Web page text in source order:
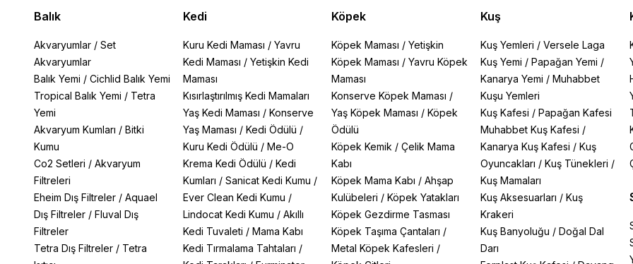
Balık
Akvaryumlar / Set
Akvaryumlar
Balık Yemi / Cichlid Balık Yemi
Tropical Balık Yemi / Tetra
Yemi
Akvaryum Kumları / Bitki
Kumu
Co2 Setleri / Akvaryum
Filtreleri
Eheim Dış Filtreler / Aquael
Dış Filtreler / Fluval Dış
Filtreler
Tetra Dış Filtreler / Tetra
Kedi
Kuru Kedi Maması / Yavru
Kedi Maması / Yetişkin Kedi
Maması
Kısırlaştırılmış Kedi Mamaları
Yaş Kedi Maması / Konserve
Yaş Maması / Kedi Ödülü /
Kuru Kedi Ödülü / Me-O
Krema Kedi Ödülü / Kedi
Kumları / Sanicat Kedi Kumu /
Ever Clean Kedi Kumu /
Lindocat Kedi Kumu / Akıllı
Kedi Tuvaleti / Mama Kabı
Kedi Tırmalama Tahtaları /
Köpek
Köpek Maması /Yetişkin
Köpek Maması /Yavru Köpek
Maması
Konserve Köpek Maması /
Yaş Köpek Maması /Köpek
Ödülü
Köpek Kemik /Çelik Mama
Kabı
Köpek Mama Kabı /Ahşap
Kulübeleri /Köpek Yatakları
Köpek Gezdirme Tasması
Köpek Taşıma Çantaları /
Metal Köpek Kafesleri /
Kuş
Kuş Yemleri / Versele Laga
Kuş Yemi / Papağan Yemi /
Kanarya Yemi / Muhabbet
Kuşu Yemleri
Kuş Kafesi / Papağan Kafesi
Muhabbet Kuş Kafesi /
Kanarya Kuş Kafesi / Kuş
Oyuncakları / Kuş Tünekleri /
Kuş Mamaları
Kuş Aksesuarları / Kuş
Krakeri
Kuş Banyoluğu / Doğal Dal
Darı